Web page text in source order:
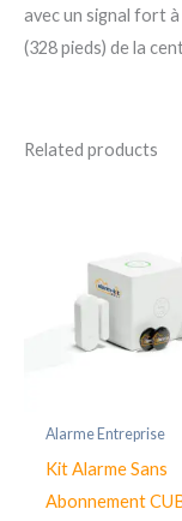
avec un signal fort
(328 pieds) de la
Related products
Alarme Entreprise
Kit Alarme Sans
Abonnement